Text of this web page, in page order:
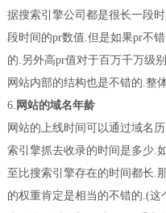
据搜索引擎公司都是很长一段
段时间的pr数值.但是如果pr不
的.另外高pr值对于百万千万级
网站内部的结构也是不错的.整
6. 网站的域名年龄
网站的上线时间可以通过域名
索引擎抓去收录的时间是多少.
至比搜索引擎存在的时间都长.
的权重肯定是相当的不错的.(